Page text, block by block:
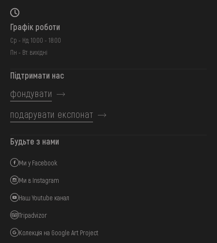
Графік роботи
Ср - Нд: 10:00 - 18:00
Пн - Вт: вихідні
Підтримати нас
фондувати
подарувати експонат
Будьте з нами
Ми у Facebook
Ми в Instagram
Наш Youtube канал
Tripadvizor
Колекція на Google Art Project